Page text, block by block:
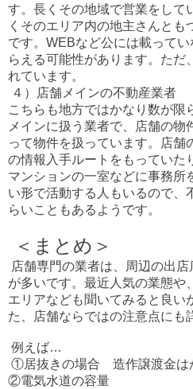
す。長くその地域で営業をして
くそのエリア内の地主さんとも
です。WEBなど公には載って
らえる可能性があります。ただ
れています。
４）店舗メインの不動産業者
こちらも地方ではかなり数が限
メインに扱う業者で、店舗の物
って物件を扱っています。店舗
の情報入手ルートをもっていた
マンションの一室などに事務所
い形で活動する人もいるので、
らいこともあるようです。
＜まとめ＞
店舗専門の業者は、周辺の出
が多いです。最近人気の業態や
エリアなども聞いてみると良い
た、店舗ならではの注意点にも
例えば…
①居抜きの場合 造作譲渡金は
②電気水道の容量